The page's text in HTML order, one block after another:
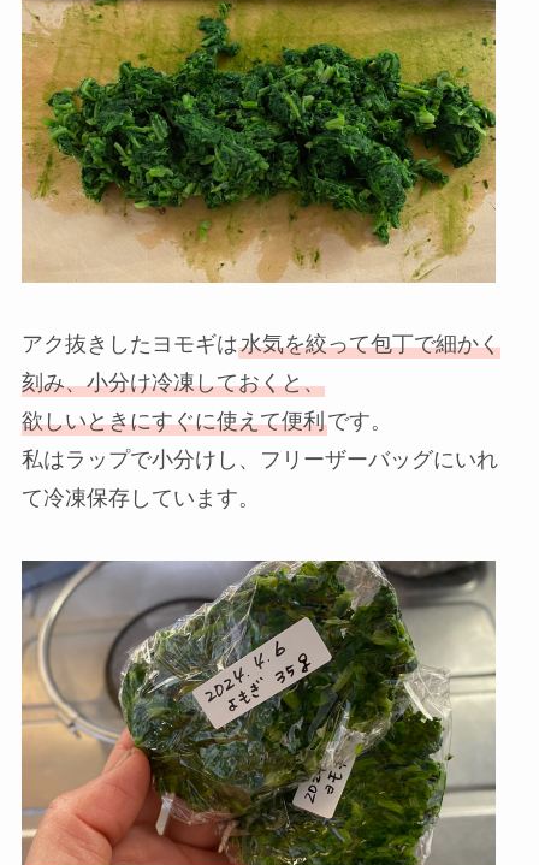
アク抜きしたヨモギは水気を絞って包丁で細かく
刻み、小分け冷凍しておくと、
欲しいときにすぐに使えて便利です。
私はラップで小分けし、フリーザーバッグにいれ
て冷凍保存しています。